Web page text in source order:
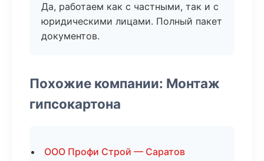
Да, работаем как с частными, так и с
юридическими лицами. Полный пакет
документов.
Похожие компании: Монтаж
гипсокартона
ООО Профи Строй — Саратов